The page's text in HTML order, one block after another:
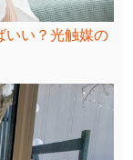
いい？光触媒の